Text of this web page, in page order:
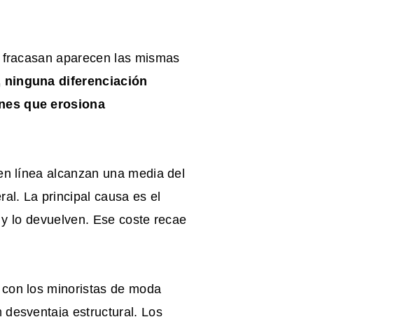
aparecen las mismas
diferenciación
que erosiona
línea alcanzan una media del
La principal causa es el
lo devuelven. Ese coste recae
los minoristas de moda
desventaja estructural. Los